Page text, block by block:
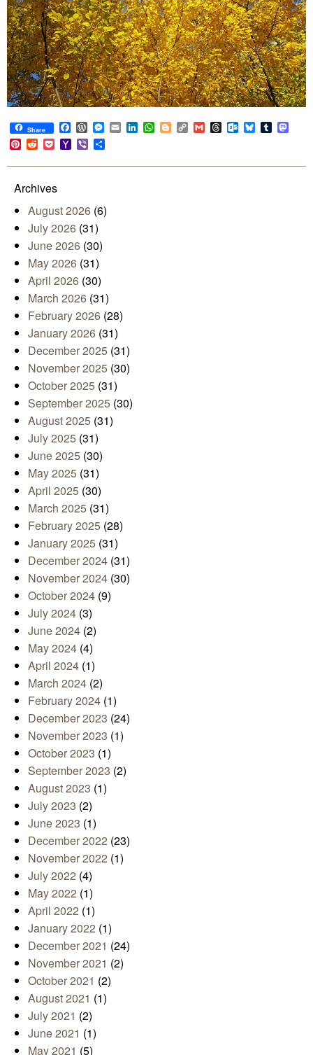
Share Facebook
WordPress
Messenger
EmailLinkedIn
WhatsApp
BloggerCopy
Link
GmailThreadsOutlook.com
BlueskyTumblr
Pinterest
RedditPocketYahoo
Mail
Viber
Archives
August 2026 (6)
July 2026 (31)
June 2026 (30)
May 2026 (31)
April 2026 (30)
March 2026 (31)
February 2026 (28)
January 2026 (31)
December 2025 (31)
November 2025 (30)
October 2025 (31)
September 2025 (30)
August 2025 (31)
July 2025 (31)
June 2025 (30)
May 2025 (31)
April 2025 (30)
March 2025 (31)
February 2025 (28)
January 2025 (31)
December 2024 (31)
November 2024 (30)
October 2024 (9)
July 2024 (3)
June 2024 (2)
May 2024 (4)
April 2024 (1)
March 2024 (2)
February 2024 (1)
December 2023 (24)
November 2023 (1)
October 2023 (1)
September 2023 (2)
August 2023 (1)
July 2023 (2)
June 2023 (1)
December 2022 (23)
November 2022 (1)
July 2022 (4)
May 2022 (1)
April 2022 (1)
January 2022 (1)
December 2021 (24)
November 2021 (2)
October 2021 (2)
August 2021 (1)
July 2021 (2)
June 2021 (1)
May 2021 (5)